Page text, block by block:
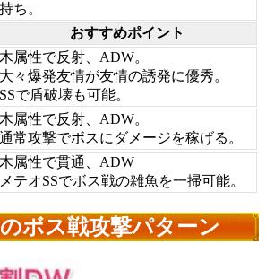
持ち。
おすすめポイント
木属性で反射、ADW。
大々爆発友情が友情の誘発に優秀。
SSで盾破壊も可能。
木属性で反射、ADW。
通常攻撃でボスにダメージを稼げる。
木属性で貫通、ADW
メテオSSでボス戦の雑魚を一掃可能。
ボス戦攻撃パターン